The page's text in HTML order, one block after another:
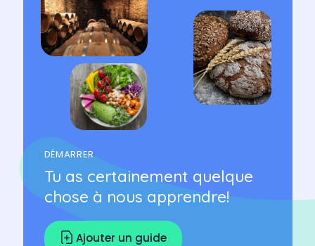
DÉMARRER
Tu as certainement quelque
chose à nous apprendre!
Ajouter un guide